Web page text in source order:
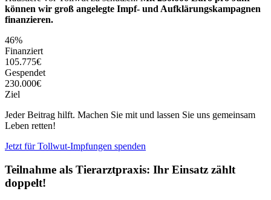
können wir groß angelegte Impf- und Aufklärungskampagnen
finanzieren.
46%
Finanziert
105.775€
Gespendet
230.000€
Ziel
Jeder Beitrag hilft. Machen Sie mit und lassen Sie uns gemeinsam
Leben retten!
Jetzt für Tollwut-Impfungen spenden
Teilnahme als Tierarztpraxis: Ihr Einsatz zählt
doppelt!